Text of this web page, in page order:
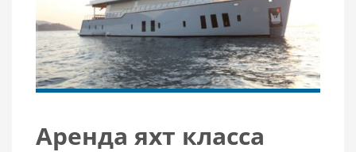
Аренда яхт класса